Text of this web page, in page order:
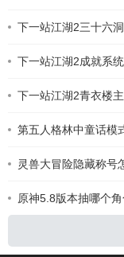
下一站江湖2三十六
下一站江湖2成就系
下一站江湖2青衣楼
第五人格林中童话模
灵兽大冒险隐藏称号
原神5.8版本抽哪个